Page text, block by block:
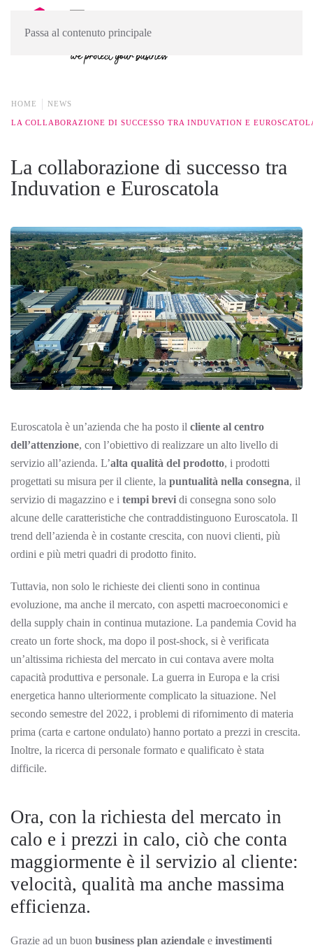
Passa al contenuto principale
HOME NEWS
LA COLLABORAZIONE DI SUCCESSO TRA INDUVATION E
La collaborazione di successo tra
Induvation e Euroscatola
Euroscatola è un’azienda che ha posto il cliente al centro
dell’attenzione, con l’obiettivo di realizzare un alto livello di
servizio all’azienda. L’alta qualità del prodotto, i prodotti
progettati su misura per il cliente, la puntualità nella consegna, il
servizio di magazzino e i tempi brevi di consegna sono solo
alcune delle caratteristiche che contraddistinguono Euroscatola. Il
trend dell’azienda è in costante crescita, con nuovi clienti, più
ordini e più metri quadri di prodotto finito.
Tuttavia, non solo le richieste dei clienti sono in continua
evoluzione, ma anche il mercato, con aspetti macroeconomici e
della supply chain in continua mutazione. La pandemia Covid ha
creato un forte shock, ma dopo il post-shock, si è verificata
un’altissima richiesta del mercato in cui contava avere molta
capacità produttiva e personale. La guerra in Europa e la crisi
energetica hanno ulteriormente complicato la situazione. Nel
secondo semestre del 2022, i problemi di rifornimento di materia
prima (carta e cartone ondulato) hanno portato a prezzi in crescita.
Inoltre, la ricerca di personale formato e qualificato è stata
difficile.
Ora, con la richiesta del mercato in
calo e i prezzi in calo, ciò che conta
maggiormente è il servizio al cliente:
velocità, qualità ma anche massima
efficienza.
Grazie ad un buon business plan aziendale e investimenti